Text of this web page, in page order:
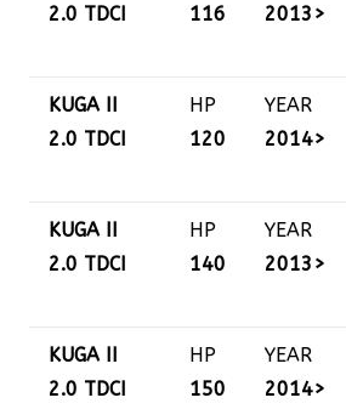
2.0 TDCI
116
2013>
KUGA II
2.0 TDCI
HP
120
YEAR
2014>
KUGA II
2.0 TDCI
HP
140
YEAR
2013>
KUGA II
2.0 TDCI
HP
150
YEAR
2014>